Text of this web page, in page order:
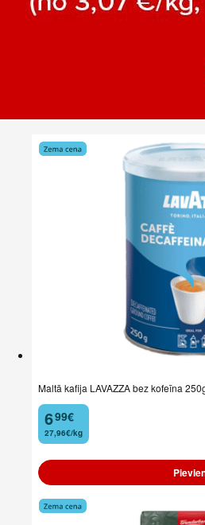
Maltā kafija LAVAZZA bez kofeīna
6
. 99€
27,96€/kg